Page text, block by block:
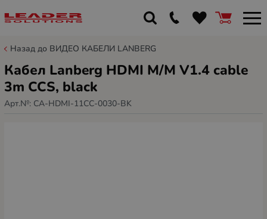
Назад до ВИДЕО КАБЕЛИ LANBERG
Кабел Lanberg HDMI M/M V1.4 cable
3m CCS, black
Арт.№: CA-HDMI-11CC-0030-BK